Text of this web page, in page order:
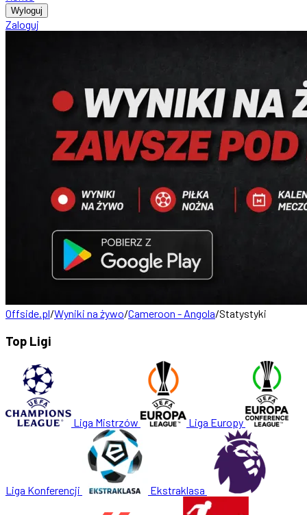
Wyloguj
Zaloguj
Offside.pl/Wyniki na żywo/Cameroon - Angola/Statystyki
Top Ligi
Liga Mistrzów Liga Europy
Liga Konferencji Ekstraklasa